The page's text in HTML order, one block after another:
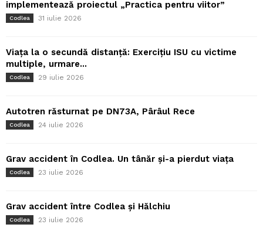
implementează proiectul „Practica pentru viitor”
Codlea 31 iulie 2026
Viața la o secundă distanță: Exercițiu ISU cu victime
multiple, urmare...
Codlea 29 iulie 2026
Autotren răsturnat pe DN73A, Pârâul Rece
Codlea 24 iulie 2026
Grav accident în Codlea. Un tânăr și-a pierdut viața
Codlea 23 iulie 2026
Grav accident între Codlea și Hălchiu
Codlea 23 iulie 2026